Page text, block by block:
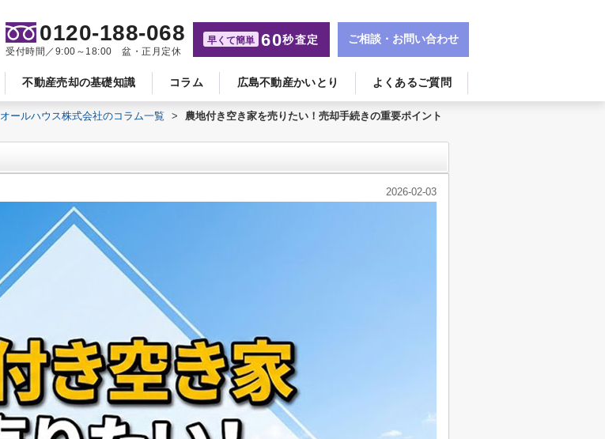
不動産売却の基礎知識 コラム 広島不動産かいとり よくあるご質問
0120-188-068
受付時間／9:00～18:00 盆・正月定休
早くて簡単 60秒査定 ご相談・お問い合わせ
オールハウス株式会社のコラム一覧 >
農地付き空き家を売りたい！売却手続きの重要ポイント
2026-02-03